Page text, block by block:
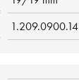
1.209.0900.14